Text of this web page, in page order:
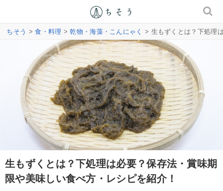
ちそう >食・料理 >乾物・海藻・こんにゃく > 生もずくとは？下処理
生もずくとは？下処理は必要？保存法・賞味期
限や美味しい食べ方・レシピを紹介！